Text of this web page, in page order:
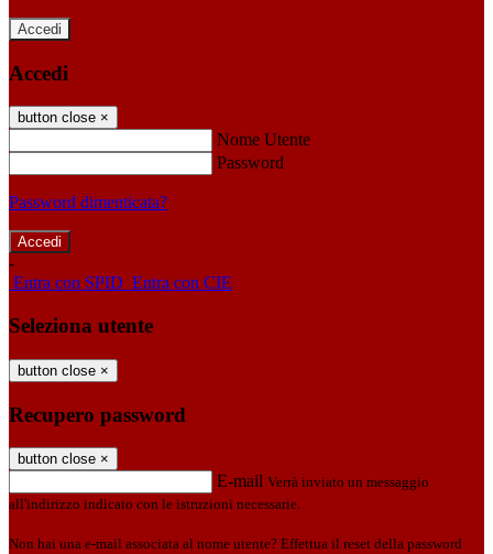
Accedi
Accedi
button close ×
Nome Utente
Password
Password dimenticata?
-
Entra con SPID Entra con CIE
Seleziona utente
button close ×
Recupero password
button close ×
E-mail Verrà inviato un messaggio
all'indirizzo indicato con le istruzioni necessarie.
Non hai una e-mail associata al nome utente? Effettua il reset della password